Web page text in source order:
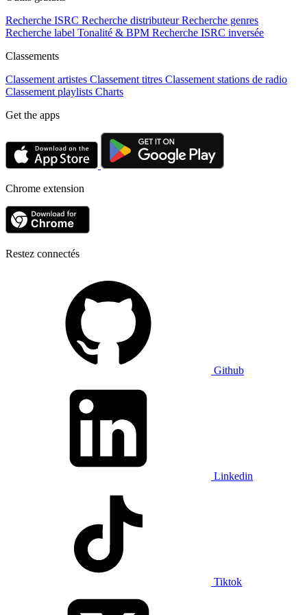
Recherche ISRC Recherche distributeur Recherche genres
Recherche label Tonalité & BPM Recherche ISRC inversée
Classements
Classement artistes Classement titres Classement stations de radio
Classement playlists Charts
Get the apps
Chrome extension
Restez connectés
Github
Linkedin
Tiktok